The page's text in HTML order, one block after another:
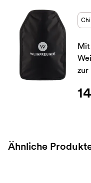
zur
Ähnliche